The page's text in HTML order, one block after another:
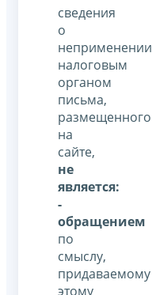
сведения
о
неприменении
налоговым
органом
письма,
размещенного
на
сайте,
не
является:
-
обращением
по
смыслу,
придаваемому
этому